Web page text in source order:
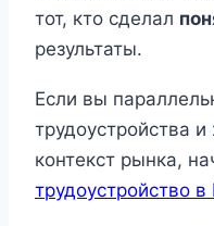
тот, кто сделал
результаты.
Если вы
трудоустройства
контекст рынка,
трудоустройство